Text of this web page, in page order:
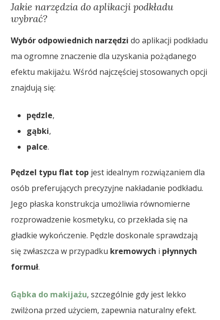
Jakie narzędzia do aplikacji podkładu
wybrać?
Wybór odpowiednich narzędzi do aplikacji podkładu
ma ogromne znaczenie dla uzyskania pożądanego
efektu makijażu. Wśród najczęściej stosowanych opcji
znajdują się:
pędzle,
gąbki,
palce.
Pędzel typu flat top jest idealnym rozwiązaniem dla
osób preferujących precyzyjne nakładanie podkładu.
Jego płaska konstrukcja umożliwia równomierne
rozprowadzenie kosmetyku, co przekłada się na
gładkie wykończenie. Pędzle doskonale sprawdzają
się zwłaszcza w przypadku kremowych i płynnych
formuł.
Gąbka do makijażu, szczególnie gdy jest lekko
zwilżona przed użyciem, zapewnia naturalny efekt.